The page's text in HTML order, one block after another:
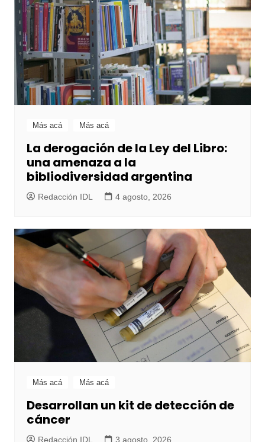
Más acá Más acá
La derogación de la Ley del Libro:
una amenaza a la
bibliodiversidad argentina
Redacción IDL 4 agosto, 2026
Más acá Más acá
Desarrollan un kit de detección de
cáncer
Redacción IDL 3 agosto, 2026